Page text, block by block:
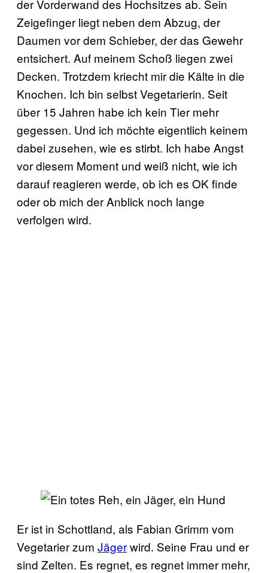
der Vorderwand des Hochsitzes ab. Sein
Zeigefinger liegt neben dem Abzug, der
Daumen vor dem Schieber, der das Gewehr
entsichert. Auf meinem Schoß liegen zwei
Decken. Trotzdem kriecht mir die Kälte in die
Knochen. Ich bin selbst Vegetarierin. Seit
über 15 Jahren habe ich kein Tier mehr
gegessen. Und ich möchte eigentlich keinem
dabei zusehen, wie es stirbt. Ich habe Angst
vor diesem Moment und weiß nicht, wie ich
darauf reagieren werde, ob ich es OK finde
oder ob mich der Anblick noch lange
verfolgen wird.
Er ist in Schottland, als Fabian Grimm vom
Vegetarier zum Jägerwird. Seine Frau und er
sind Zelten. Es regnet, es regnet immer mehr,